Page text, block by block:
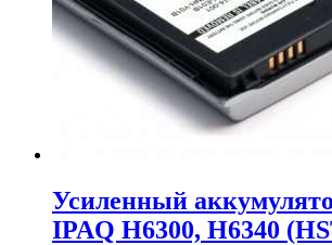
Усиленный
IPAQ H6300, H6340